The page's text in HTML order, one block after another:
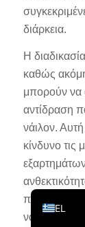
διάρκεια.
Η
καθώς
μπορούν να
αντίδραση
νάιλον.
κίνδυνο τις
να τηρούν
EL
EN
IT
DE
RU
NL
PL
TR